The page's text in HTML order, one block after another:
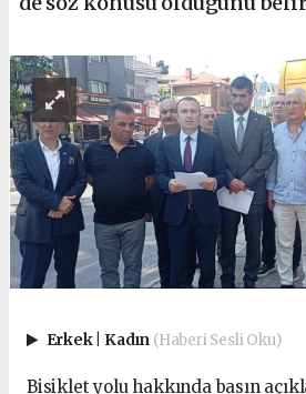
Erkek Kadın (Haberi Sesli Oku)
Bisiklet yolu hakkında basın